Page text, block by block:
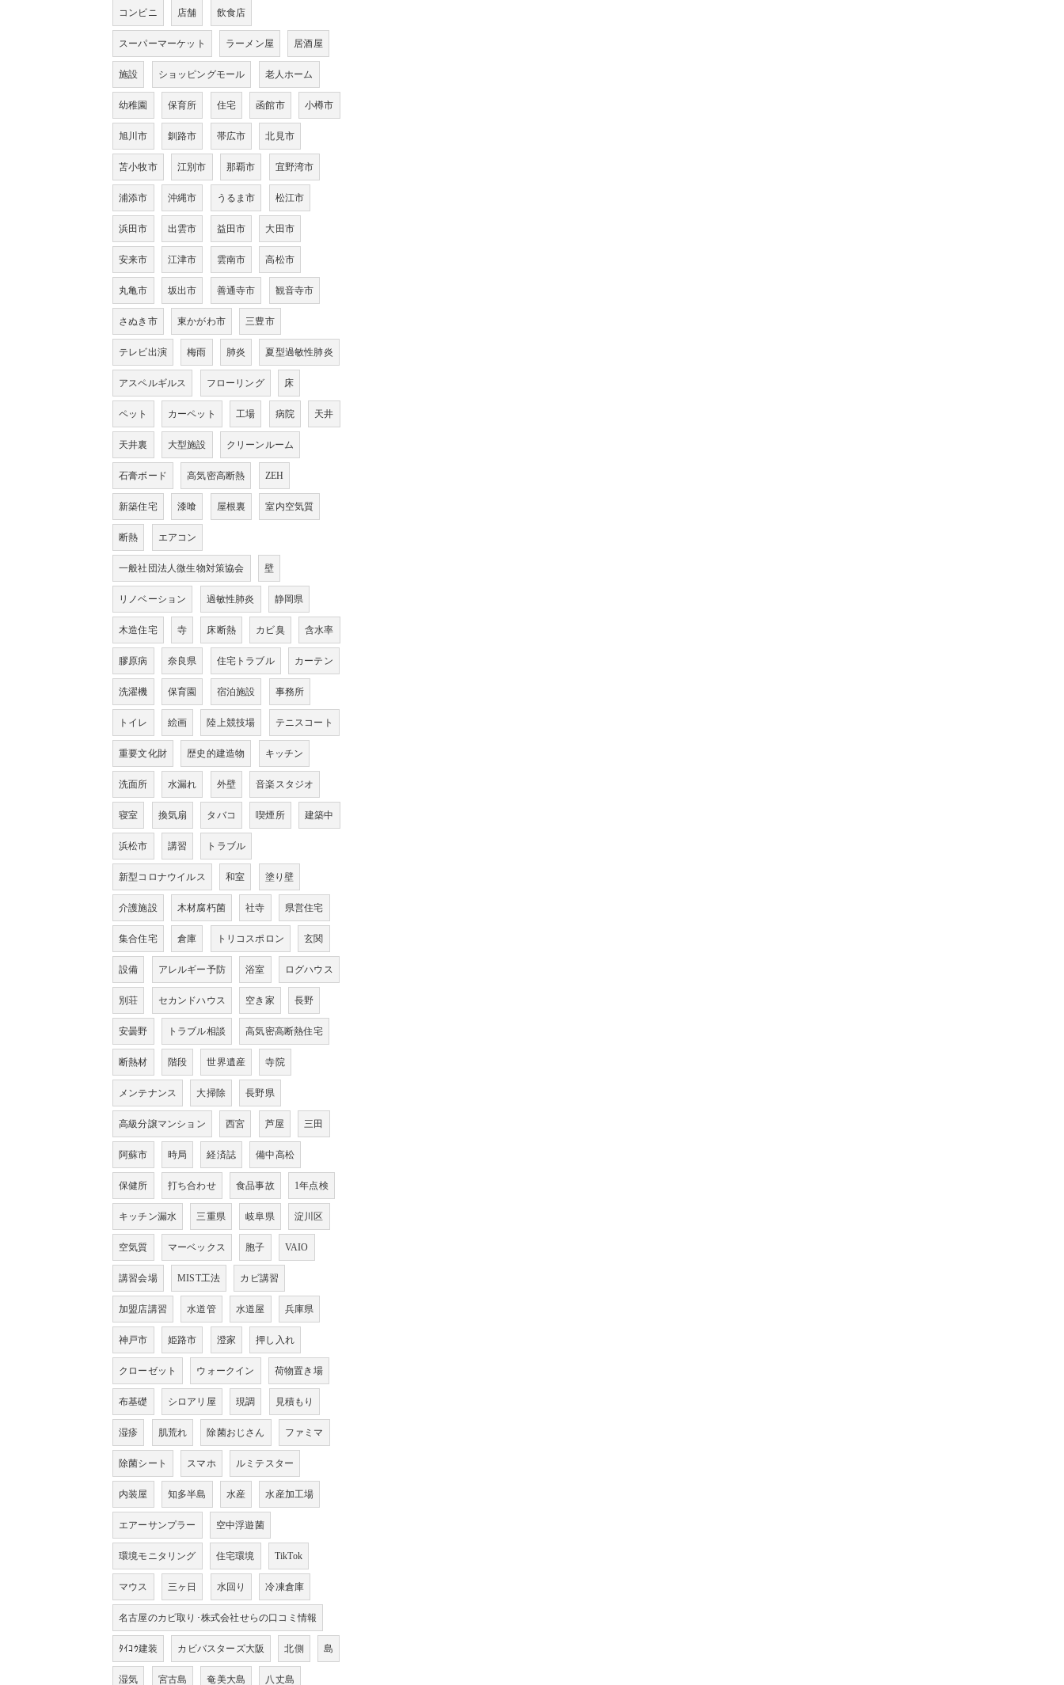
コンビニ 店舗 飲食店
スーパーマーケット ラーメン屋 居酒屋
施設 ショッピングモール 老人ホーム
幼稚園 保育所 住宅 函館市 小樽市
旭川市 釧路市 帯広市 北見市
苫小牧市 江別市 那覇市 宜野湾市
浦添市 沖縄市 うるま市 松江市
浜田市 出雲市 益田市 大田市
安来市 江津市 雲南市 高松市
丸亀市 坂出市 善通寺市 観音寺市
さぬき市 東かがわ市 三豊市
テレビ出演 梅雨 肺炎 夏型過敏性肺炎
アスペルギルス フローリング 床
ペット カーペット 工場 病院 天井
天井裏 大型施設 クリーンルーム
石膏ボード 高気密高断熱 ZEH
新築住宅 漆喰 屋根裏 室内空気質
断熱 エアコン
一般社団法人微生物対策協会 壁
リノベーション 過敏性肺炎 静岡県
木造住宅 寺 床断熱 カビ臭 含水率
膠原病 奈良県 住宅トラブル カーテン
洗濯機 保育園 宿泊施設 事務所
トイレ 絵画 陸上競技場 テニスコート
重要文化財 歴史的建造物 キッチン
洗面所 水漏れ 外壁 音楽スタジオ
寝室 換気扇 タバコ 喫煙所 建築中
浜松市 講習 トラブル
新型コロナウイルス 和室 塗り壁
介護施設 木材腐朽菌 社寺 県営住宅
集合住宅 倉庫 トリコスポロン 玄関
設備 アレルギー予防 浴室 ログハウス
別荘 セカンドハウス 空き家 長野
安曇野 トラブル相談 高気密高断熱住宅
断熱材 階段 世界遺産 寺院
メンテナンス 大掃除 長野県
高級分譲マンション 西宮 芦屋 三田
阿蘇市 時局 経済誌 備中高松
保健所 打ち合わせ 食品事故 1年点検
キッチン漏水 三重県 岐阜県 淀川区
空気質 マーベックス 胞子 VAIO
講習会場 MIST工法 カビ講習
加盟店講習 水道管 水道屋 兵庫県
神戸市 姫路市 澄家 押し入れ
クローゼット ウォークイン 荷物置き場
布基礎 シロアリ屋 現調 見積もり
湿疹 肌荒れ 除菌おじさん ファミマ
除菌シート スマホ ルミテスター
内装屋 知多半島 水産 水産加工場
エアーサンプラー 空中浮遊菌
環境モニタリング 住宅環境 TikTok
マウス 三ヶ日 水回り 冷凍倉庫
名古屋のカビ取り･株式会社せらの口コミ情報
ﾀｲｺｳ建装 カビバスターズ大阪 北側 島
湿気 宮古島 奄美大島 八丈島